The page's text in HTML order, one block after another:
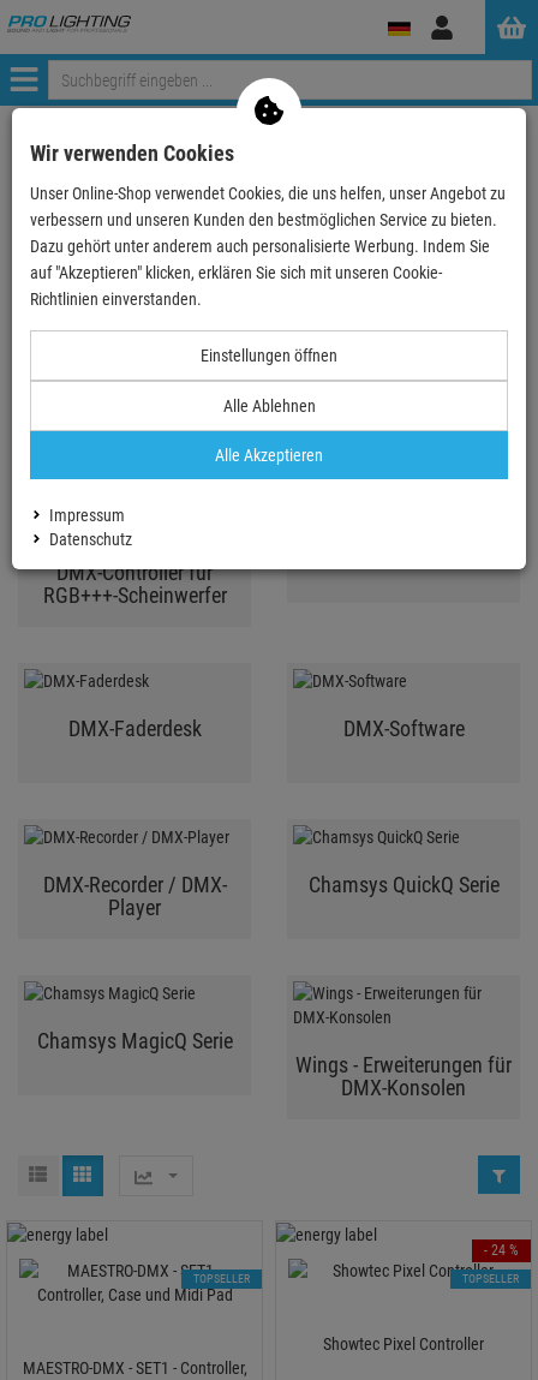
Anmelden
Menü
ProLighting Lichttechnik
DMX Controller und Software
24/48-Kanal DMX
DMX-Controller für
RGB+++-Scheinwerfer
DMX-Faderdesk DMX-Software
DMX-Recorder / DMX-
Player
Chamsys QuickQ Serie
Chamsys MagicQ Serie
Wings - Erweiterungen für
DMX-Konsolen
MAESTRO-DMX - SET1 - Controller,
TOPSELLER
Showtec Pixel Controller
- 24 %
TOPSELLER
Wir verwenden Cookies
Unser Online-Shop verwendet Cookies, die uns helfen, unser Angebot zu
verbessern und unseren Kunden den bestmöglichen Service zu bieten.
Dazu gehört unter anderem auch personalisierte Werbung. Indem Sie
auf "Akzeptieren" klicken, erklären Sie sich mit unseren Cookie-
Richtlinien einverstanden.
Einstellungen öffnen
Alle Ablehnen
Alle Akzeptieren
Impressum
Datenschutz